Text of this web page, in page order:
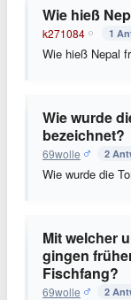
Wie hieß
k271084 1
Wie hieß Nepal
Wie wurde
bezeichnet?
69wolle 2
Wie wurde die
Mit welcher
gingen
Fischfang?
69wolle 2